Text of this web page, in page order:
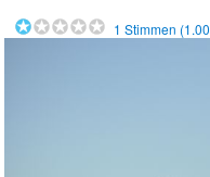
1 Stimmen (1.00